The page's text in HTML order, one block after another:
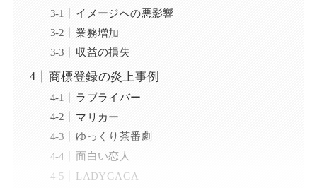
イメージへの悪影響
業務増加
収益の損失
商標登録の炎上事例
ラブライバー
マリカー
ゆっくり茶番劇
面白い恋人
LADYGAGA